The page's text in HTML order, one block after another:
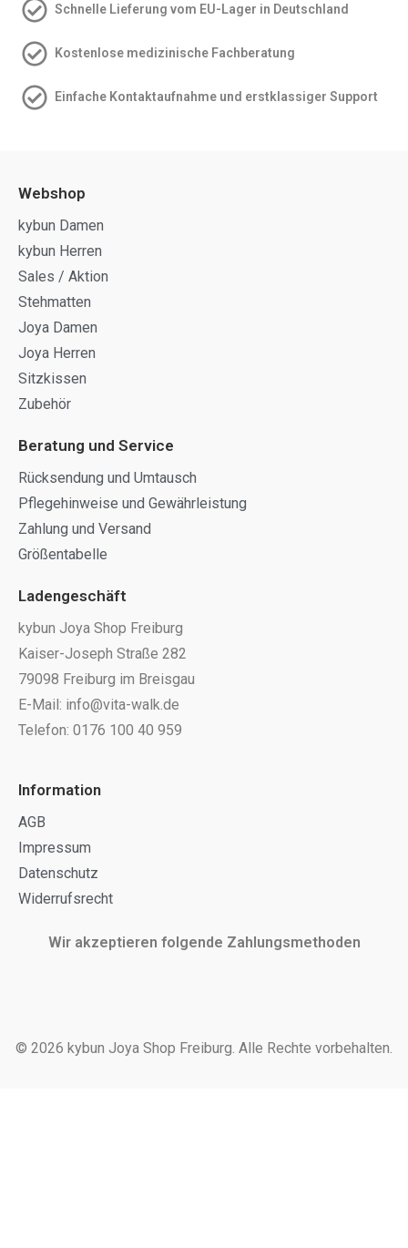
Schnelle Lieferung vom EU-Lager in Deutschland
Kostenlose medizinische Fachberatung
Einfache Kontakt­aufnahme und erstklassiger Support
Webshop
kybun Damen
kybun Herren
Sales / Aktion
Stehmatten
Joya Damen
Joya Herren
Sitzkissen
Zubehör
Beratung und Service
Rücksendung und Umtausch
Pflegehinweise und Gewährleistung
Zahlung und Versand
Größentabelle
Ladengeschäft
kybun Joya Shop Freiburg
Kaiser-Joseph Straße 282
79098 Freiburg im Breisgau
E-Mail: info@vita-walk.de
Telefon: 0176 100 40 959
Information
AGB
Impressum
Datenschutz
Widerrufsrecht
Wir akzeptieren folgende Zahlungsmethoden
© 2026 kybun Joya Shop Freiburg. Alle Rechte vorbehalten.